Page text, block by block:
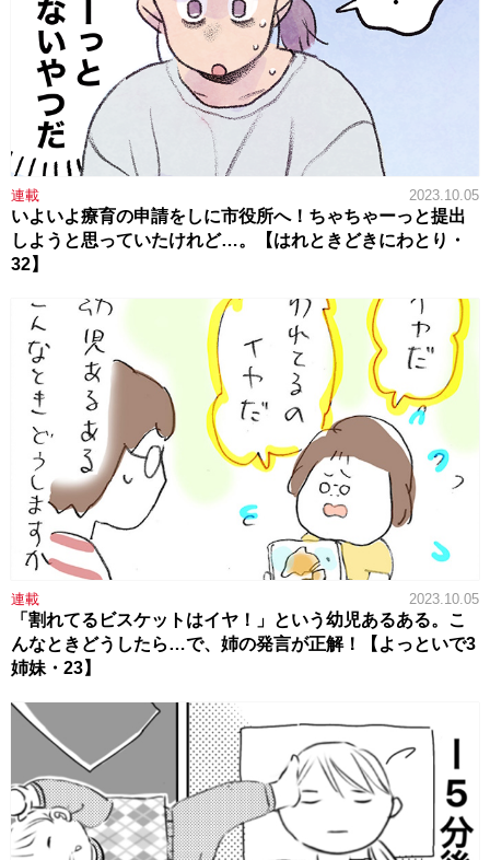
連載 2023.10.05
いよいよ療育の申請をしに市役所へ！ちゃちゃーっと提出
しようと思っていたけれど…。【はれときどきにわとり・
32】
連載 2023.10.05
「割れてるビスケットはイヤ！」という幼児あるある。こ
んなときどうしたら…で、姉の発言が正解！【よっといで3
姉妹・23】